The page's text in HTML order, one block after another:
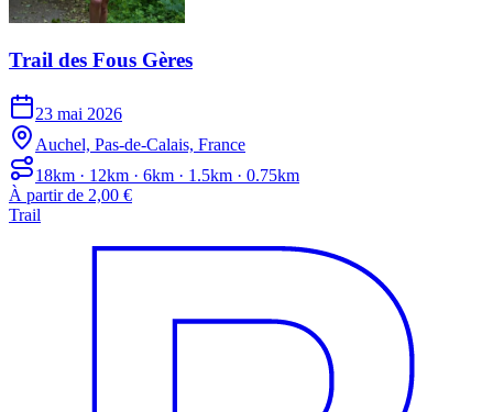
Trail des Fous Gères
23 mai 2026
Auchel, Pas-de-Calais, France
18km · 12km · 6km · 1.5km · 0.75km
À partir de 2,00 €
Trail